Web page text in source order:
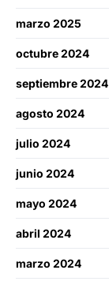
marzo 2025
octubre 2024
septiembre 2024
agosto 2024
julio 2024
junio 2024
mayo 2024
abril 2024
marzo 2024